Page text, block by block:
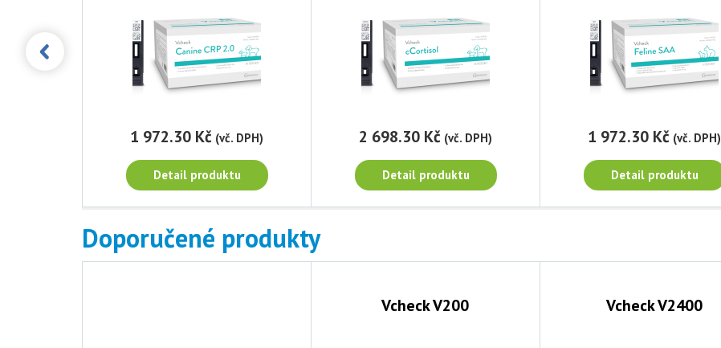
1 972.30 Kč (vč. DPH)
Detail produktu
2 698.30 Kč (vč. DPH)
Detail produktu
1 972.30 Kč (vč. DPH)
Detail produktu
Doporučené produkty
Vcheck V200 Vcheck V2400